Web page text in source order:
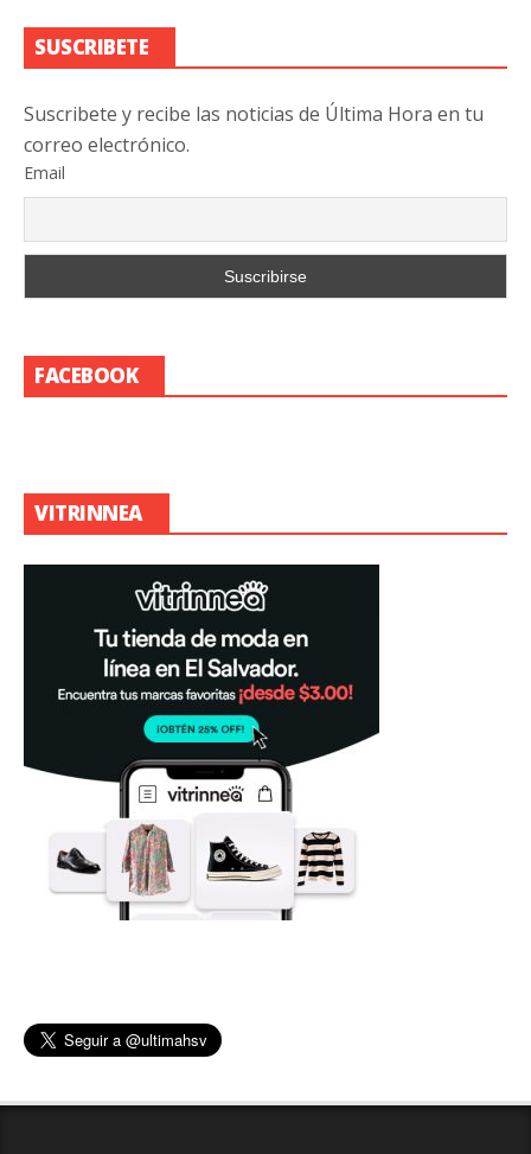
SUSCRIBETE
Suscribete y recibe las noticias de Última Hora en tu
correo electrónico.
Email
FACEBOOK
VITRINNEA